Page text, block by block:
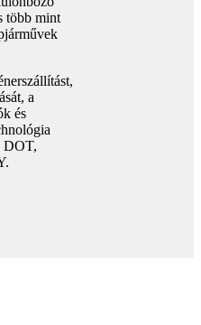
több mint
a
és
DOT,